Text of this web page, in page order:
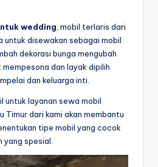
wedding , mobil terlaris dari
disewakan sebagai mobil
dekorasi bunga mengubah
dan layak dipilih
dan keluarga inti.
untuk layanan sewa mobil
Timur dari kami akan membantu
tipe mobil yang cocok
yang spesial.